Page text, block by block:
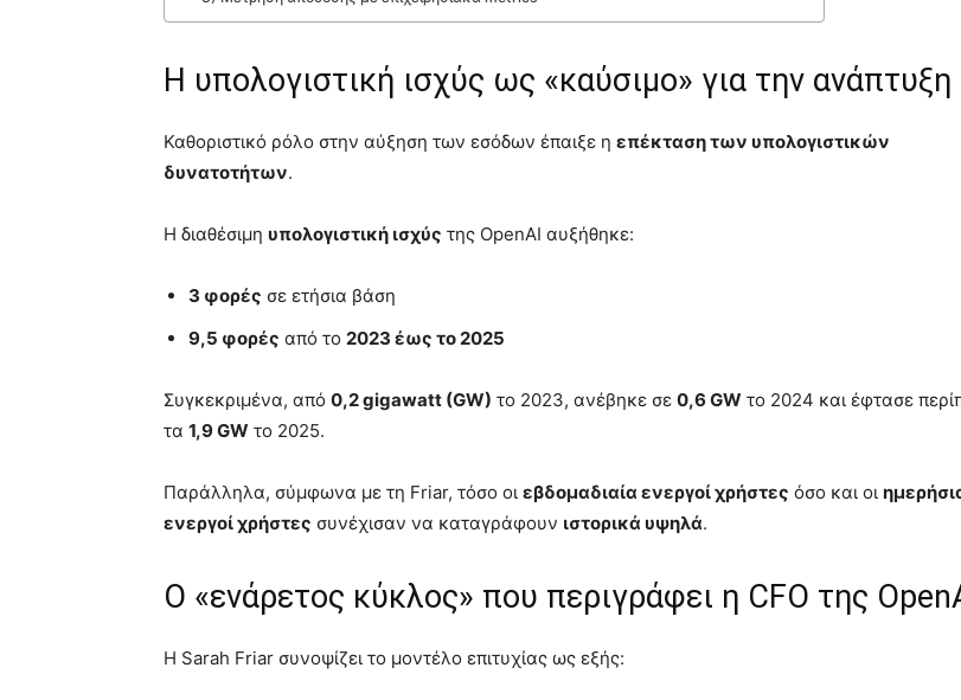
Η υπολογιστική ισχύς ως «καύσιμο» για την ανάπτυξη
Καθοριστικό ρόλο στην αύξηση των εσόδων έπαιξε η επέκταση των υπολογιστικών
δυνατοτήτων.
Η διαθέσιμη υπολογιστική ισχύς της OpenAI αυξήθηκε:
3 φορές σε ετήσια βάση
9,5 φορές από το 2023 έως το 2025
Συγκεκριμένα, από 0,2 gigawatt (GW) το 2023, ανέβηκε σε 0,6 GW το 2024 και έφτασε
τα 1,9 GW το 2025.
Παράλληλα, σύμφωνα με τη Friar, τόσο οι εβδομαδιαία ενεργοί χρήστες όσο και οι
ενεργοί χρήστες συνέχισαν να καταγράφουν ιστορικά υψηλά.
Ο «ενάρετος κύκλος» που περιγράφει η CFO της
Η Sarah Friar συνοψίζει το μοντέλο επιτυχίας ως εξής: